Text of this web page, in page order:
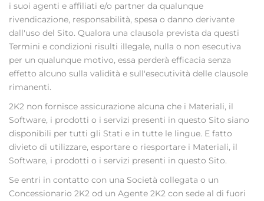
i suoi agenti e affiliati e/o partner da qualunque
rivendicazione, responsabilità, spesa o danno derivante
dall'uso del Sito. Qualora una clausola prevista da questi
Termini e condizioni risulti illegale, nulla o non esecutiva
per un qualunque motivo, essa perderà efficacia senza
effetto alcuno sulla validità e sull'esecutività delle clausole
rimanenti.
2K2 non fornisce assicurazione alcuna che i Materiali, il
Software, i prodotti o i servizi presenti in questo Sito siano
disponibili per tutti gli Stati e in tutte le lingue. E fatto
divieto di utilizzare, esportare o riesportare i Materiali, il
Software, i prodotti o i servizi presenti in questo Sito.
Se entri in contatto con una Società collegata o un
Concessionario 2K2 od un Agente 2K2 con sede al di fuori